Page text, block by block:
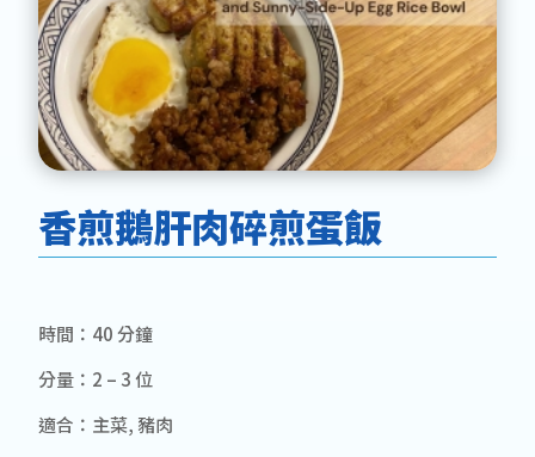
香煎鵝肝肉碎煎蛋飯
時間：40 分鐘
分量：2 – 3 位
適合：主菜, 豬肉